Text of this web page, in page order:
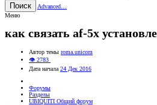
Поиск
Advanced…
Меню
как связать af-5x
Автор темы roma.unicom
👁 2783
Дата начала 24 Дек 2016
Форумы
Разделы
UBIQUITI Общий форум